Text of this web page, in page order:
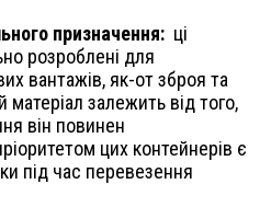
призначення: ці
розроблені для
вантажів, як-от зброя та
матеріал залежить від того,
він повинен
цих контейнерів є
під час перевезення